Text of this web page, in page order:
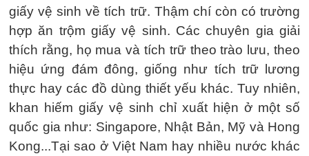
giấy vệ sinh về tích trữ. Thậm chí còn có trường
hợp ăn trộm giấy vệ sinh. Các chuyên gia giải
thích rằng, họ mua và tích trữ theo trào lưu, theo
hiệu ứng đám đông, giống như tích trữ lương
thực hay các đồ dùng thiết yếu khác. Tuy nhiên,
khan hiếm giấy vệ sinh chỉ xuất hiện ở một số
quốc gia như: Singapore, Nhật Bản, Mỹ và Hong
Kong...Tại sao ở Việt Nam hay nhiều nước khác